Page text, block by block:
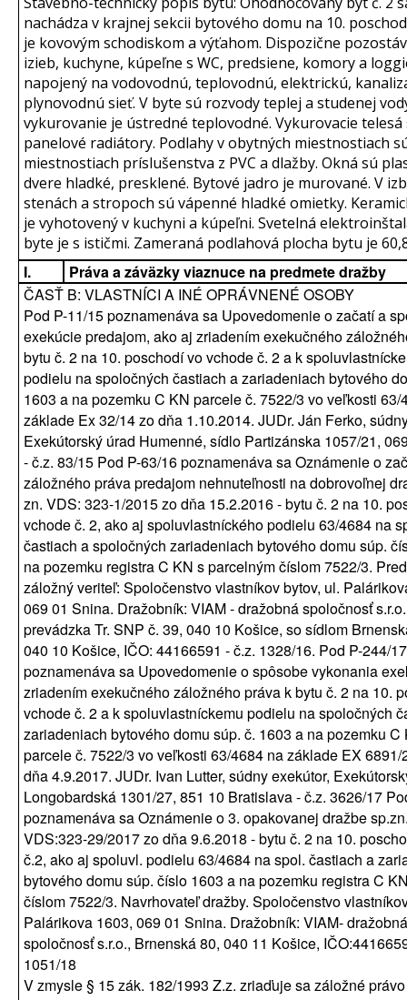
nachádza v krajnej sekcii bytového domu na 10.
je kovovým schodiskom a výťahom. Dispozične
izieb, kuchyne, kúpeľne s WC, predsiene, komory a
napojený na vodovodnú, teplovodnú, elektrickú,
plynovodnú sieť. V byte sú rozvody teplej a studenej
vykurovanie je ústredné teplovodné. Vykurovacie telesá
panelové radiátory. Podlahy v obytných miestnostiach
miestnostiach príslušenstva z PVC a dlažby. Okná sú
dvere hladké, presklené. Bytové jadro je murované. V
stenách a stropoch sú vápenné hladké omietky.
je vyhotovený v kuchyni a kúpeľni. Svetelná
byte je s ističmi. Zameraná podlahová plocha bytu je
I.
Práva a záväzky viaznuce na predmete dražby
ČASŤ B: VLASTNÍCI A INÉ OPRÁVNENÉ OSOBY
Pod P-11/15 poznamenáva sa Upovedomenie o začatí a
exekúcie predajom, ako aj zriadením exekučného
bytu č. 2 na 10. poschodí vo vchode č. 2 a k
podielu na spoločných častiach a zariadeniach bytového
1603 a na pozemku C KN parcele č. 7522/3 vo veľkosti 63/
základe Ex 32/14 zo dňa 1.10.2014. JUDr. Ján Ferko,
Exekútorský úrad Humenné, sídlo Partizánska 1057/21,
- č.z. 83/15 Pod P-63/16 poznamenáva sa Oznámenie o
záložného práva predajom nehnuteľnosti na dobrovoľnej
zn. VDS: 323-1/2015 zo dňa 15.2.2016 - bytu č. 2 na 10.
vchode č. 2, ako aj spoluvlastníckého podielu 63/4684 na
častiach a spoločných zariadeniach bytového domu súp.
na pozemku registra C KN s parcelným číslom 7522/3.
záložný veriteľ: Spoločenstvo vlastníkov bytov, ul.
069 01 Snina. Dražobník: VIAM - dražobná spoločnosť
prevádzka Tr. SNP č. 39, 040 10 Košice, so sídlom
040 10 Košice, IČO: 44166591 - č.z. 1328/16. Pod P-244/17
poznamenáva sa Upovedomenie o spôsobe vykonania
zriadením exekučného záložného práva k bytu č. 2 na 10.
vchode č. 2 a k spoluvlastníckemu podielu na spoločných
zariadeniach bytového domu súp. č. 1603 a na pozemku C
parcele č. 7522/3 vo veľkosti 63/4684 na základe EX 6891/
dňa 4.9.2017. JUDr. Ivan Lutter, súdny exekútor,
Longobardská 1301/27, 851 10 Bratislava - č.z. 3626/17
poznamenáva sa Oznámenie o 3. opakovanej dražbe
VDS:323-29/2017 zo dňa 9.6.2018 - bytu č. 2 na 10.
č.2, ako aj spoluvl. podielu 63/4684 na spol. častiach a
bytového domu súp. číslo 1603 a na pozemku registra C
číslom 7522/3. Navrhovateľ dražby. Spoločenstvo
Palárikova 1603, 069 01 Snina. Dražobník: VIAM- dražobná
spoločnosť s.r.o., Brnenská 80, 040 11 Košice,
1051/18
V zmysle § 15 zák. 182/1993 Z.z. zriaďuje sa záložné